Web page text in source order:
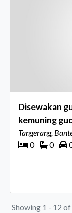
Disewakan
kemuning
Tangerang,
0
0
Showing 1 - 12